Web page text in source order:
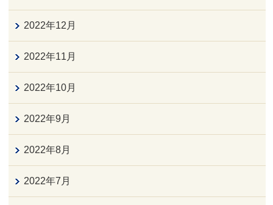
2022年12月
2022年11月
2022年10月
2022年9月
2022年8月
2022年7月